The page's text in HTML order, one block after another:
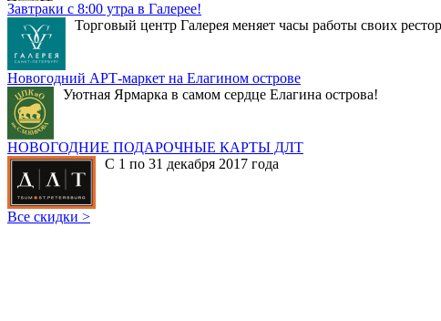
Завтраки с 8:00 утра в Галерее!
Торговый центр Галерея меняет часы работы своих
Новогодний АРТ-маркет на Елагином острове
Уютная Ярмарка в самом сердце Елагина острова!
НОВОГОДНИЕ ПОДАРОЧНЫЕ КАРТЫ ДЛТ
С 1 по 31 декабря 2017 года
Все скидки >